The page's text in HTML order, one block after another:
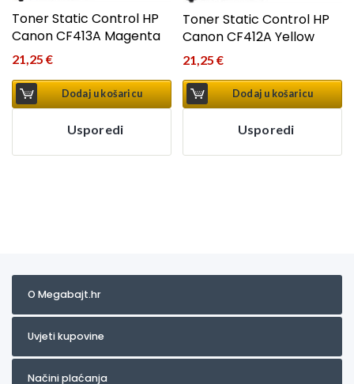
Toner Static Control HP
Canon CF413A Magenta
21,25 €
Dodaj u košaricu
Usporedi
Toner Static Control HP
Canon CF412A Yellow
21,25€
Dodaj u košaricu
Usporedi
O Megabajt.hr
Uvjeti kupovine
Načini plaćanja